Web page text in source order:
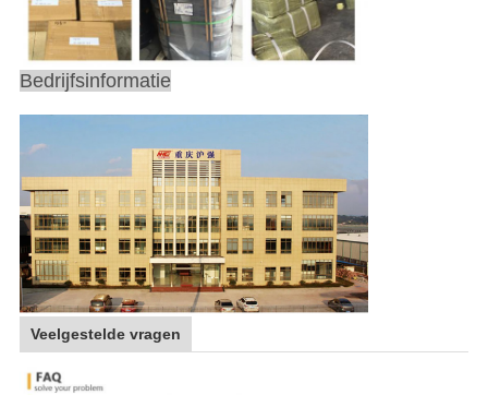
Bedrijfsinformatie
Veelgestelde vragen